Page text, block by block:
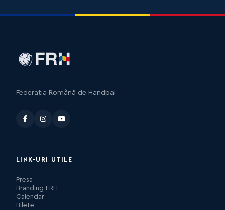
Federația Română de Handbal
LINK-URI UTILE
Presa
Branding FRH
Calendar
Bilete